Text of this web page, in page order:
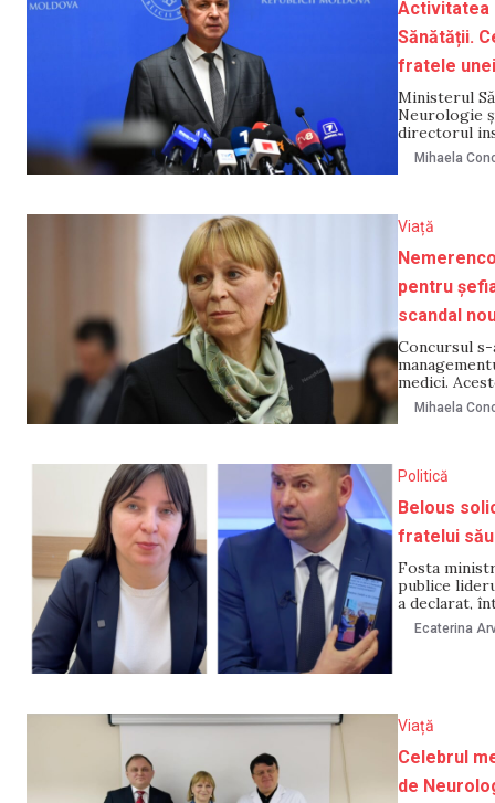
Activitatea
Sănătății.
fratele
Ministerul
Neurologie
directorul
efectuate
Mihaela
Viață
pentru
scandal
Concursul
medici.
medicale.
Mihaela
Politică
Belous
fratelui
Fosta
publice
a declarat,
– fratele
director al
Ecaterina
Viață
Celebrul
de